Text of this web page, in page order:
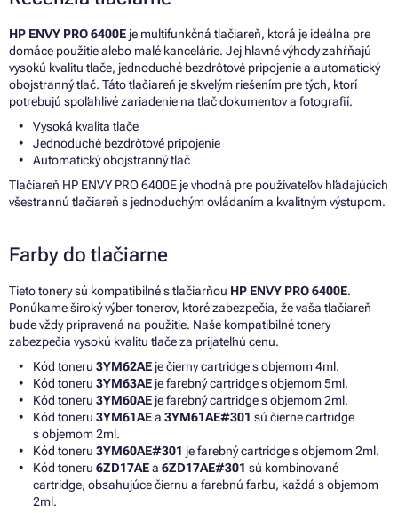
HP ENVY PRO 6400E je multifunkčná tlačiareň, ktorá je ideálna pre
domáce použitie alebo malé kancelárie. Jej hlavné výhody zahŕňajú
vysokú kvalitu tlače, jednoduché bezdrôtové pripojenie a automatický
obojstranný tlač. Táto tlačiareň je skvelým riešením pre tých, ktorí
potrebujú spoľahlivé zariadenie na tlač dokumentov a fotografií.
Vysoká kvalita tlače
Jednoduché bezdrôtové pripojenie
Automatický obojstranný tlač
Tlačiareň HP ENVY PRO 6400E je vhodná pre používateľov hľadajúcich
všestrannú tlačiareň s jednoduchým ovládaním a kvalitným výstupom.
Farby do tlačiarne
Tieto tonery sú kompatibilné s tlačiarňou HP ENVY PRO 6400E.
Ponúkame široký výber tonerov, ktoré zabezpečia, že vaša tlačiareň
bude vždy pripravená na použitie. Naše kompatibilné tonery
zabezpečia vysokú kvalitu tlače za prijateľnú cenu.
Kód toneru 3YM62AE je čierny cartridge s objemom 4ml.
Kód toneru 3YM63AE je farebný cartridge s objemom 5ml.
Kód toneru 3YM60AE je farebný cartridge s objemom 2ml.
Kód toneru 3YM61AEa 3YM61AE#301 sú čierne cartridge
s objemom 2ml.
Kód toneru 3YM60AE#301 je farebný cartridge s objemom 2ml.
Kód toneru 6ZD17AEa 6ZD17AE#301 sú kombinované
cartridge, obsahujúce čiernu a farebnú farbu, každá s objemom
2ml.